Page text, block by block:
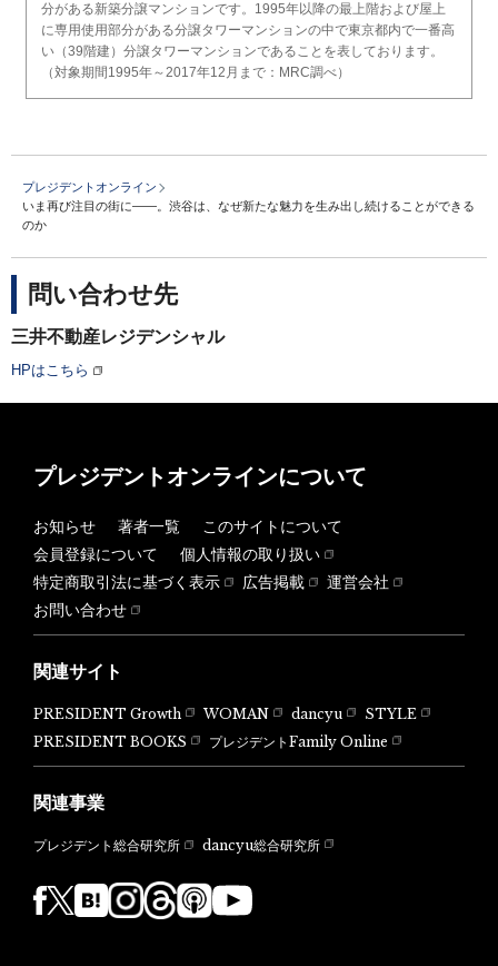
分がある新築分譲マンションです。1995年以降の最上階および屋上
に専用使用部分がある分譲タワーマンションの中で東京都内で一番高
い（39階建）分譲タワーマンションであることを表しております。
（対象期間1995年～2017年12月まで：MRC調べ）
プレジデントオンライン
いま再び注目の街に――。渋谷は、なぜ新たな魅力を生み出し続けることができる
のか
問い合わせ先
三井不動産レジデンシャル
HPはこちら
プレジデントオンラインについて
お知らせ 著者一覧
このサイトについて
会員登録について
個人情報の取り扱い
特定商取引法に基づく表示
広告掲載
運営会社
お問い合わせ
関連サイト
PRESIDENT Growth WOMAN dancyu
STYLE
PRESIDENT BOOKS
プレジデントFamily Online
関連事業
プレジデント総合研究所 dancyu総合研究所